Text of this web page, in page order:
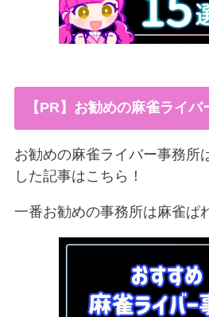
【PR】お勧めの麻雀ライ
お勧めの麻雀ライバー事務所
した記事はこちら！
一番お勧めの事務所は麻雀ぱ